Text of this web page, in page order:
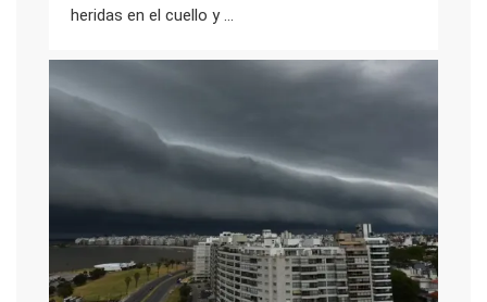
heridas en el cuello y ...